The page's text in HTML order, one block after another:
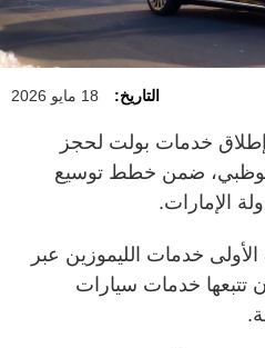
التاريخ: 18 مايو 2026
خدمات بولت لحجز
أبوظبي، ضمن خطط توسيع
الإمارات.
خدمات الليموزين عبر
تتبعها خدمات سيارات